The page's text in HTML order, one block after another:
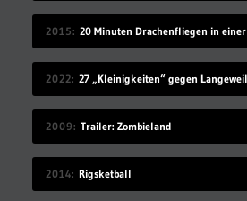
2015 20 Minuten Drachenfliegen in einer
2022
2009 Trailer: Zombieland
2014 Rigsketball